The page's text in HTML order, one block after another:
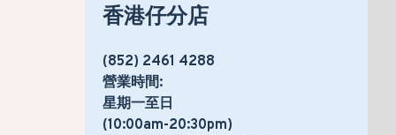
香港仔分店
(852) 2461 4288
營業時間:
星期一至日
(10:00am-20:30pm)